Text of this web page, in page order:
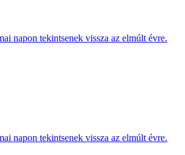
napon tekintsenek vissza az elmúlt évre.
napon tekintsenek vissza az elmúlt évre.